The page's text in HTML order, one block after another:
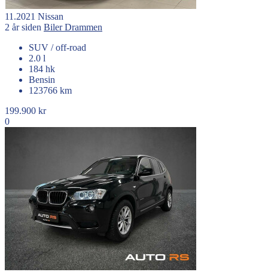
11.2021 Nissan
2 år siden BilerDrammen
SUV / off-road
2.0 l
184 hk
Bensin
123766 km
199.900 kr
0